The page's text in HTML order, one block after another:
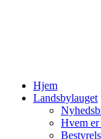
Hjem
Landsbylauget
Hvem